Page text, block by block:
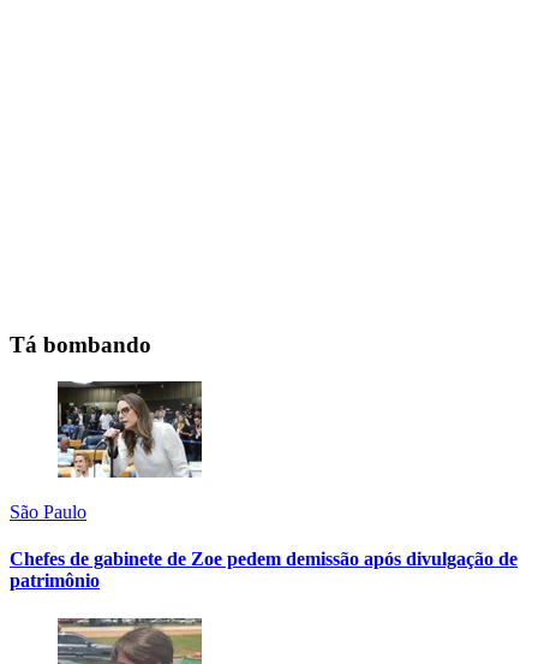
Tá bombando
São Paulo
Chefes de gabinete de Zoe pedem demissão após divulgação de
patrimônio